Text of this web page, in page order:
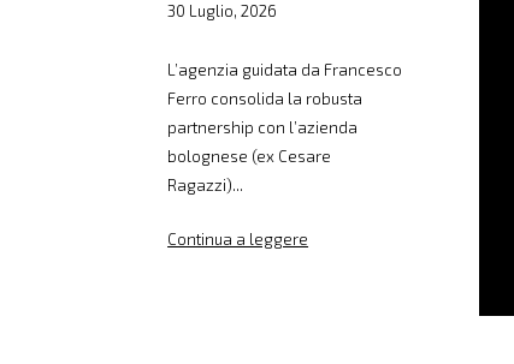
30 Luglio, 2026
L’agenzia guidata da Francesco
Ferro consolida la robusta
partnership con l’azienda
bolognese (ex Cesare
Ragazzi)...
Continua a leggere